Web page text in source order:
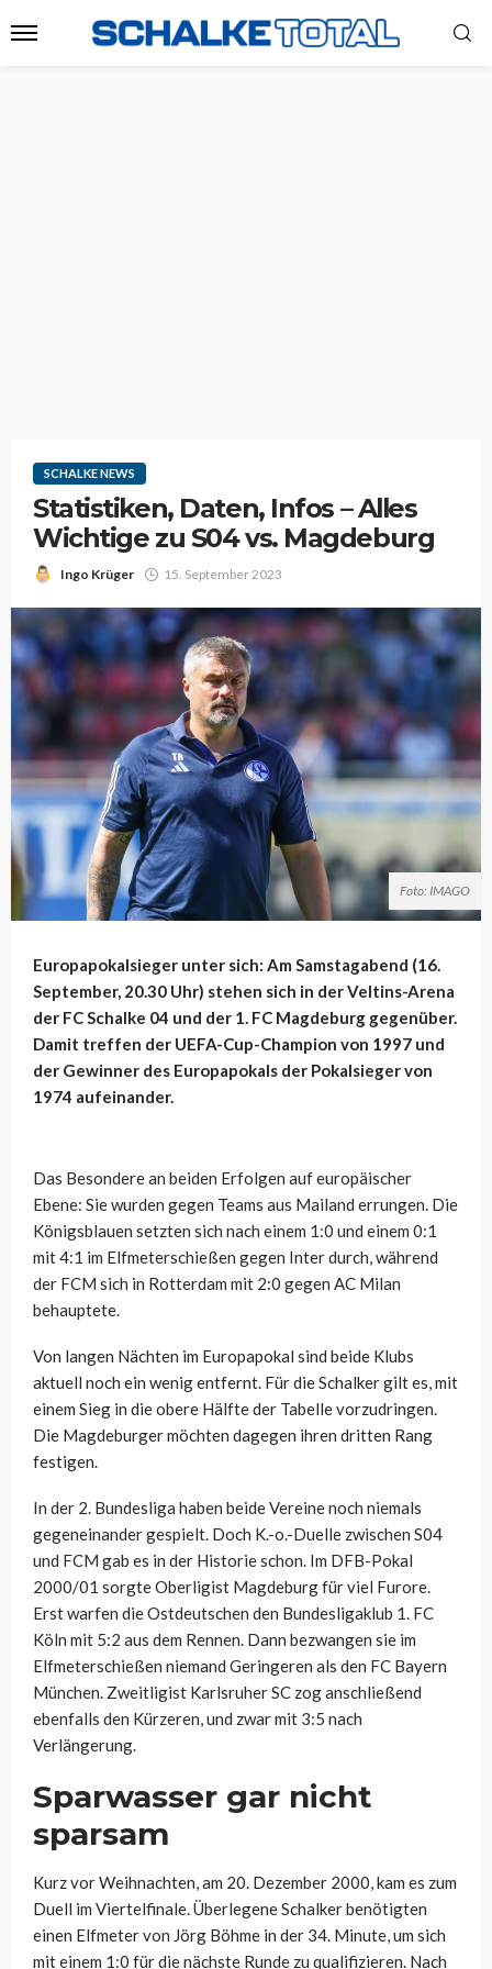
SCHALKE NEWS
Statistiken, Daten, Infos – Alles
Wichtige zu S04 vs. Magdeburg
Ingo Krüger 15. September 2023
Foto: IMAGO
Europapokalsieger unter sich: Am Samstagabend (16.
September, 20.30 Uhr) stehen sich in der Veltins-Arena
der FC Schalke 04 und der 1. FC Magdeburg gegenüber.
Damit treffen der UEFA-Cup-Champion von 1997 und
der Gewinner des Europapokals der Pokalsieger von
1974 aufeinander.
Das Besondere an beiden Erfolgen auf europäischer
Ebene: Sie wurden gegen Teams aus Mailand errungen. Die
Königsblauen setzten sich nach einem 1:0 und einem 0:1
mit 4:1 im Elfmeterschießen gegen Inter durch, während
der FCM sich in Rotterdam mit 2:0 gegen AC Milan
behauptete.
Von langen Nächten im Europapokal sind beide Klubs
aktuell noch ein wenig entfernt. Für die Schalker gilt es, mit
einem Sieg in die obere Hälfte der Tabelle vorzudringen.
Die Magdeburger möchten dagegen ihren dritten Rang
festigen.
In der 2. Bundesliga haben beide Vereine noch niemals
gegeneinander gespielt. Doch K.-o.-Duelle zwischen S04
und FCM gab es in der Historie schon. Im DFB-Pokal
2000/01 sorgte Oberligist Magdeburg für viel Furore.
Erst warfen die Ostdeutschen den Bundesligaklub 1. FC
Köln mit 5:2 aus dem Rennen. Dann bezwangen sie im
Elfmeterschießen niemand Geringeren als den FC Bayern
München. Zweitligist Karlsruher SC zog anschließend
ebenfalls den Kürzeren, und zwar mit 3:5 nach
Verlängerung.
Sparwasser gar nicht
sparsam
Kurz vor Weihnachten, am 20. Dezember 2000, kam es zum
Duell im Viertelfinale. Überlegene Schalker benötigten
einen Elfmeter von Jörg Böhme in der 34. Minute, um sich
mit einem 1:0 für die nächste Runde zu qualifizieren. Nach